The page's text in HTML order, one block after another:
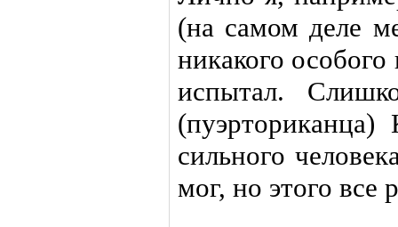
(на самом деле
никакого
испытал.
сильного
мог, но этого все